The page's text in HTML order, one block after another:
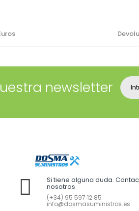
newsletter
Si tiene alguna duda.
nosotros
(+34) 95 597 12 85
info@dosmasuministros.es